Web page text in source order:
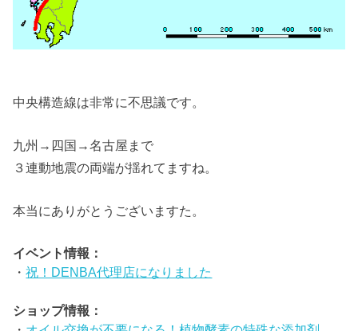
中央構造線は非常に不思議です。
九州→四国→名古屋まで
３連動地震の両端が揺れてますね。
本当にありがとうございますた。
イベント情報：
・祝！DENBA代理店になりました
ショップ情報：